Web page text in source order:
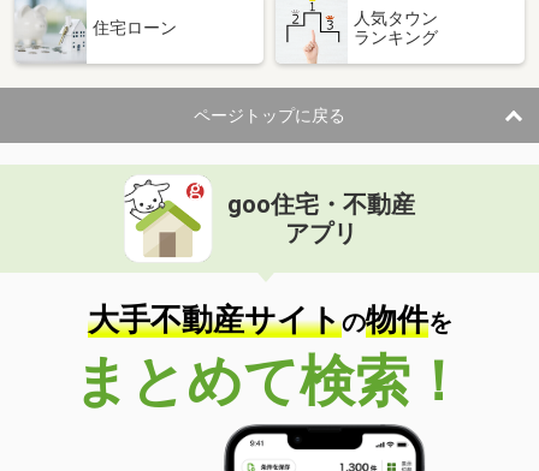
住宅ローン
人気タウン
ランキング
ページトップに戻る
goo住宅・不動産
アプリ
大手不動産サイトの物件を
まとめて検索！